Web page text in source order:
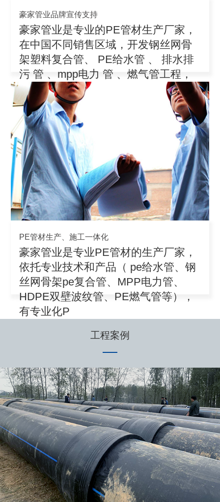
豪家管业品牌宣传支持
豪家管业是专业的PE管材生产厂家，
在中国不同销售区域，开发钢丝网骨
架塑料复合管、 PE给水管 、 排水排
污 管 、mpp电力 管 、燃气管工程，
积极参
PE管材生产、施工一体化
豪家管业是专业PE管材的生产厂家，
依托专业技术和产品（ pe给水管、钢
丝网骨架pe复合管、MPP电力管、
HDPE双壁波纹管、PE燃气管等），
有专业化P
工程案例